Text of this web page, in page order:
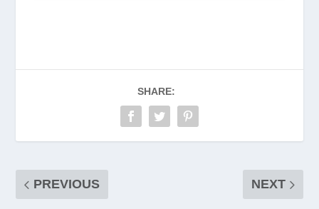
SHARE:
PREVIOUS NEXT